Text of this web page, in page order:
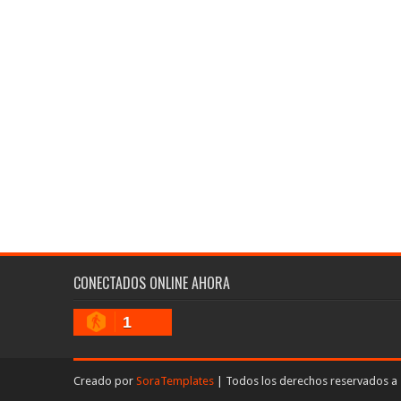
CONECTADOS ONLINE AHORA
1
Creado por SoraTemplates | Todos los derechos reservados a